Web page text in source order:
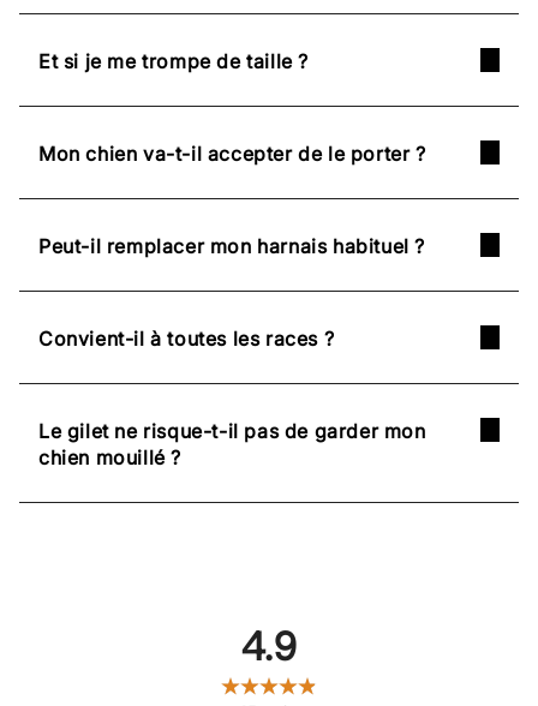
Et si je me trompe de taille ?
Mon chien va-t-il accepter de le porter ?
Peut-il remplacer mon harnais habituel ?
Convient-il à toutes les races ?
Le gilet ne risque-t-il pas de garder mon
chien mouillé ?
4.9